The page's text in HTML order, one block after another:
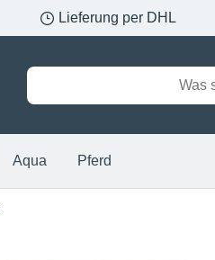
Lieferung per DHL
Aqua Pferd